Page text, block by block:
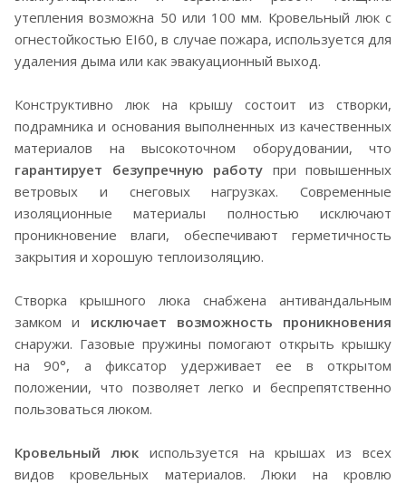
утепления возможна 50 или 100 мм. Кровельный люк с
огнестойкостью EI60, в случае пожара, используется для
удаления дыма или как эвакуационный выход.
Конструктивно люк на крышу состоит из створки,
подрамника и основания выполненных из качественных
материалов на высокоточном оборудовании, что
гарантирует безупречную работу при повышенных
ветровых и снеговых нагрузках. Современные
изоляционные материалы полностью исключают
проникновение влаги, обеспечивают герметичность
закрытия и хорошую теплоизоляцию.
Створка крышного люка снабжена антивандальным
замком и исключает возможность проникновения
снаружи. Газовые пружины помогают открыть крышку
на 90°, а фиксатор удерживает ее в открытом
положении, что позволяет легко и беспрепятственно
пользоваться люком.
Кровельный люкиспользуется на крышах из всех
видов кровельных материалов. Люки на кровлю